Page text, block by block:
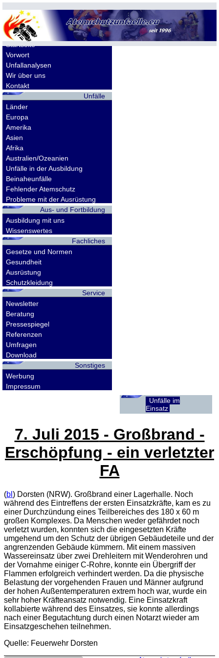
Allgemeines
Startseite
Vorwort
Unfallanalysen
Wir über uns
Kontakt
Unfälle
Länder
Europa
Amerika
Asien
Afrika
Australien/Ozeanien
Unfälle in der Ausbildung
Beinaheunfälle
Fehlender Atemschutz
Probleme mit der Ausrüstung
Aus- und Fortbildung
Ausbildung mit uns
Wissenswertes
Fachliches
Gesetze und Normen
Gesundheit
Ausrüstung
Schutzkleidung
Service
Newsletter
Beratung
Pressespiegel
Referenzen
Umfragen
Download
Sonstiges
Werbung
Impressum
Unfälle im
Einsatz
7. Juli 2015 - Großbrand -
Erschöpfung - ein verletzter
FA
(bl ) Dorsten (NRW). Großbrand einer Lagerhalle. Noch
während des Eintreffens der ersten Einsatzkräfte, kam es zu
einer Durchzündung eines Teilbereiches des 180 x 60 m
großen Komplexes. Da Menschen weder gefährdet noch
verletzt wurden, konnten sich die eingesetzten Kräfte
umgehend um den Schutz der übrigen Gebäudeteile und der
angrenzenden Gebäude kümmern. Mit einem massiven
Wassereinsatz über zwei Drehleitern mit Wenderohren und
der Vornahme einiger C-Rohre, konnte ein Übergriff der
Flammen erfolgreich verhindert werden. Da die physische
Belastung der vorgehenden Frauen und Männer aufgrund
der hohen Außentemperaturen extrem hoch war, wurde ein
sehr hoher Kräfteansatz notwendig. Eine Einsatzkraft
kollabierte während des Einsatzes, sie konnte allerdings
nach einer Begutachtung durch einen Notarzt wieder am
Einsatzgeschehen teilnehmen.
Quelle: Feuerwehr Dorsten